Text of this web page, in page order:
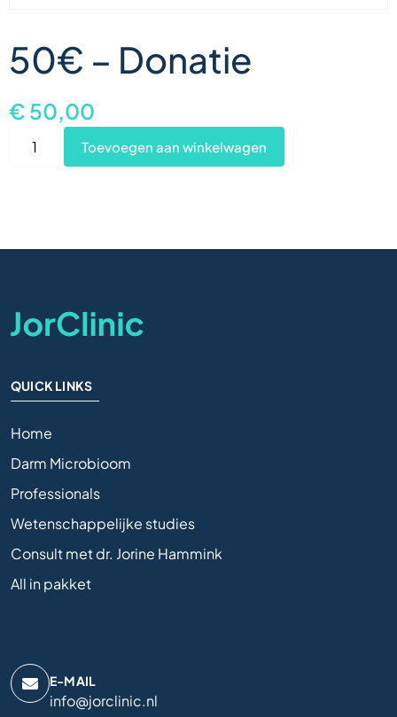
50€ – Donatie
€ 50,00
Toevoegen aan winkelwagen
QUICK LINKS
Home
Darm Microbioom
Professionals
Wetenschappelijke studies
Consult met dr. Jorine Hammink
All in pakket
E-MAIL
info@jorclinic.nl